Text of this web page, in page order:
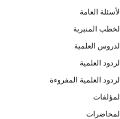
الأسئلة العامة
الخطب المنبرية
الدروس العلمية
الردود العلمية
الردود العلمية المقروءة
المؤلفات
المحاضرات